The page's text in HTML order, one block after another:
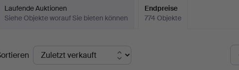
Laufende Auktionen
Siehe Objekte worauf Sie bieten können
Endpreise
774 Objekte
Endpreise